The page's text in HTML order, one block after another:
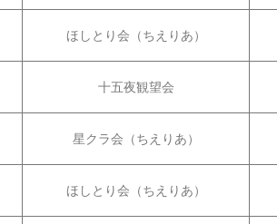
ほしとり会（ちえりあ）
十五夜観望会
星クラ会（ちえりあ）
ほしとり会（ちえりあ）